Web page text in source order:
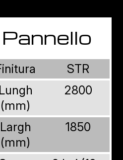
Pannello
STR
Lungh
(mm)
2800
Largh
(mm)
1850